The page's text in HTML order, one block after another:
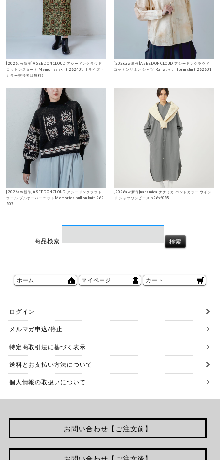
[2026aw新作]ASEEDONCLOUD アシードンクラウド
コットンスカート Memories skirt 262401 【サイズ・
カラー交換初回無料】
[2026aw新作]ASEEDONCLOUD アシードンクラウド
コットンリネン シャツ Railway uniform shirt 262601
[2026aw新作]ASEEDONCLOUD アシードンクラウド
ウール プルオーバーニット Memories pull on knit 262
807
[2026aw新作]nanamica ナナミカ バンドカラー ウイン
ド シャツワンピース s26sf085
商品検索
ホーム マイページ カート
ログイン
メルマガ申込/停止
特定商取引法に基づく表示
送料とお支払い方法について
個人情報の取扱いについて
お問い合わせ【ご注文前】
お問い合わせ【ご注文後】